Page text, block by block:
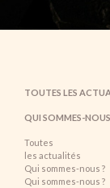
TOUTES LES
QUI SOMMES-
Toutes
les actualités
Qui sommes-nous ?
Qui sommes-nous ?